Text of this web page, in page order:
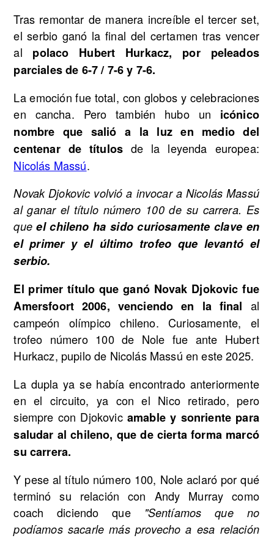
Tras remontar de manera increíble el tercer set,
el serbio ganó la final del certamen tras vencer
al polaco Hubert Hurkacz, por peleados
parciales de 6-7 / 7-6 y 7-6.
La emoción fue total, con globos y celebraciones
en cancha. Pero también hubo un icónico
nombre que salió a la luz en medio del
centenar de títulos de la leyenda europea:
Nicolás Massú.
Novak Djokovic volvió a invocar a Nicolás Massú
al ganar el título número 100 de su carrera. Es
queel chileno ha sido curiosamente clave en
el primer y el último trofeo que levantó el
serbio.
El primer título que ganó Novak Djokovic fue
Amersfoort 2006, venciendo en la final al
campeón olímpico chileno. Curiosamente, el
trofeo número 100 de Nole fue ante Hubert
Hurkacz, pupilo de Nicolás Massú en este 2025.
La dupla ya se había encontrado anteriormente
en el circuito, ya con el Nico retirado, pero
siempre con Djokovic amable y sonriente para
saludar al chileno, que de cierta forma marcó
su carrera.
Y pese al título número 100, Nole aclaró por qué
terminó su relación con Andy Murray como
coach diciendo que
"Sentíamos que no
podíamos sacarle más provecho a esa relación